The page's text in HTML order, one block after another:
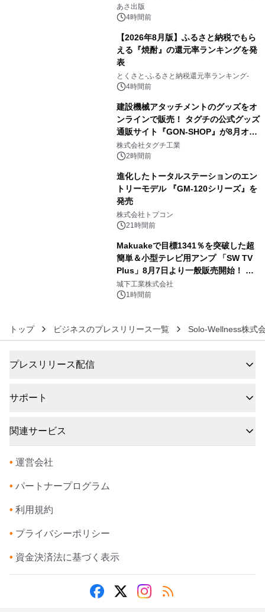
養としての蕎麦』2026年8月25日
（火）発売
あさ出版
4時間前
【2026年8月版】ふるさと納税でもら
える『焼酎』の還元率ランキングを発
表
とくさと-ふるさと納税還元率ランキング-
4時間前
建設機械アタッチメントのグッズをオ
ンラインで販売！ タグチの公式グッズ
通販サイト『GON-SHOP』が8月オー
プン
株式会社タグチ工業
2時間前
進化したトータルステーションのエン
トリーモデル 『GM-120シリーズ』を
発売
株式会社トプコン
21時間前
Makuakeで目標1341％を突破した超
簡単＆小型テレビ用アンプ 「SW TV
Plus」8月7日より一般販売開始！ ケ
ーブル1本つなぐだけ、テレビの音が
ぐっと豊かに
城下工業株式会社
1時間前
トップ ビジネスのプレスリリース一覧 Solo-Wellness株式
プレスリリース配信
サポート
関連サービス
• 運営会社
• パートナープログラム
• 利用規約
• プライバシーポリシー
• 資金決済法に基づく表示